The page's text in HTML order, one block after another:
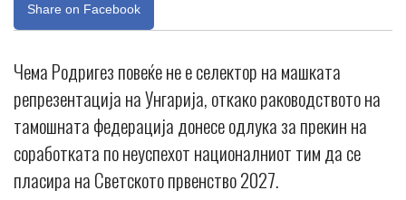
Share on Facebook
Чема Родригез повеќе не е селектор на машката
репрезентација на Унгарија, откако раководството на
тамошната федерација донесе одлука за прекин на
соработката по неуспехот националниот тим да се
пласира на Светското првенство 2027.